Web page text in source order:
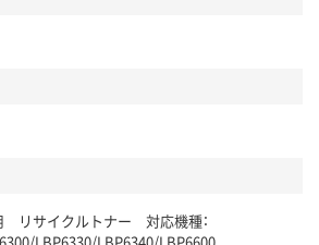
リサイクルトナー 対応機種：
LBP6330/LBP6340/LBP6600